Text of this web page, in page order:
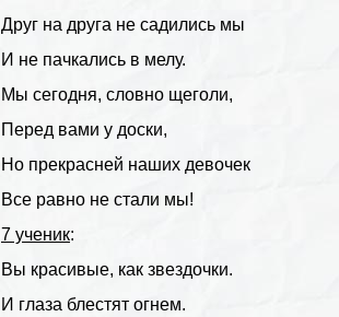
Друг на друга не садились мы
И не пачкались в мелу.
Мы сегодня, словно щеголи,
Перед вами у доски,
Но прекрасней наших девочек
Все равно не стали мы!
7 ученик:
Вы красивые, как звездочки.
И глаза блестят огнем.